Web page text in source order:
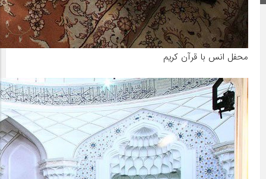
محفل انس با قرآن کریم